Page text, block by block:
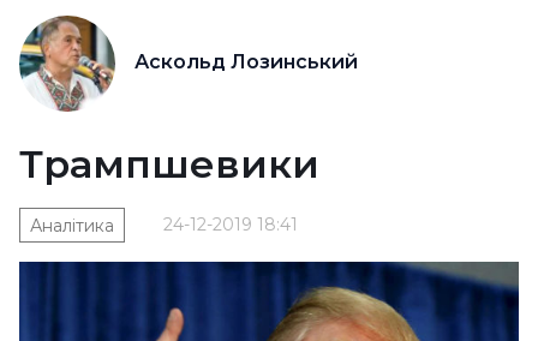
Аскольд Лозинський
Трампшевики
24-12-2019 18:41
Аналітика